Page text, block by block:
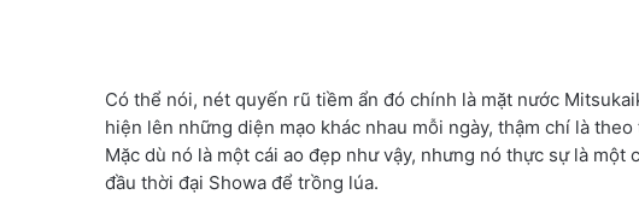
Có thể nói, nét quyến rũ tiềm ẩn đó chính là mặt nước
hiện lên những diện mạo khác nhau mỗi ngày, thậm chí là
Mặc dù nó là một cái ao đẹp như vậy, nhưng nó thực sự là
đầu thời đại Showa để trồng lúa.